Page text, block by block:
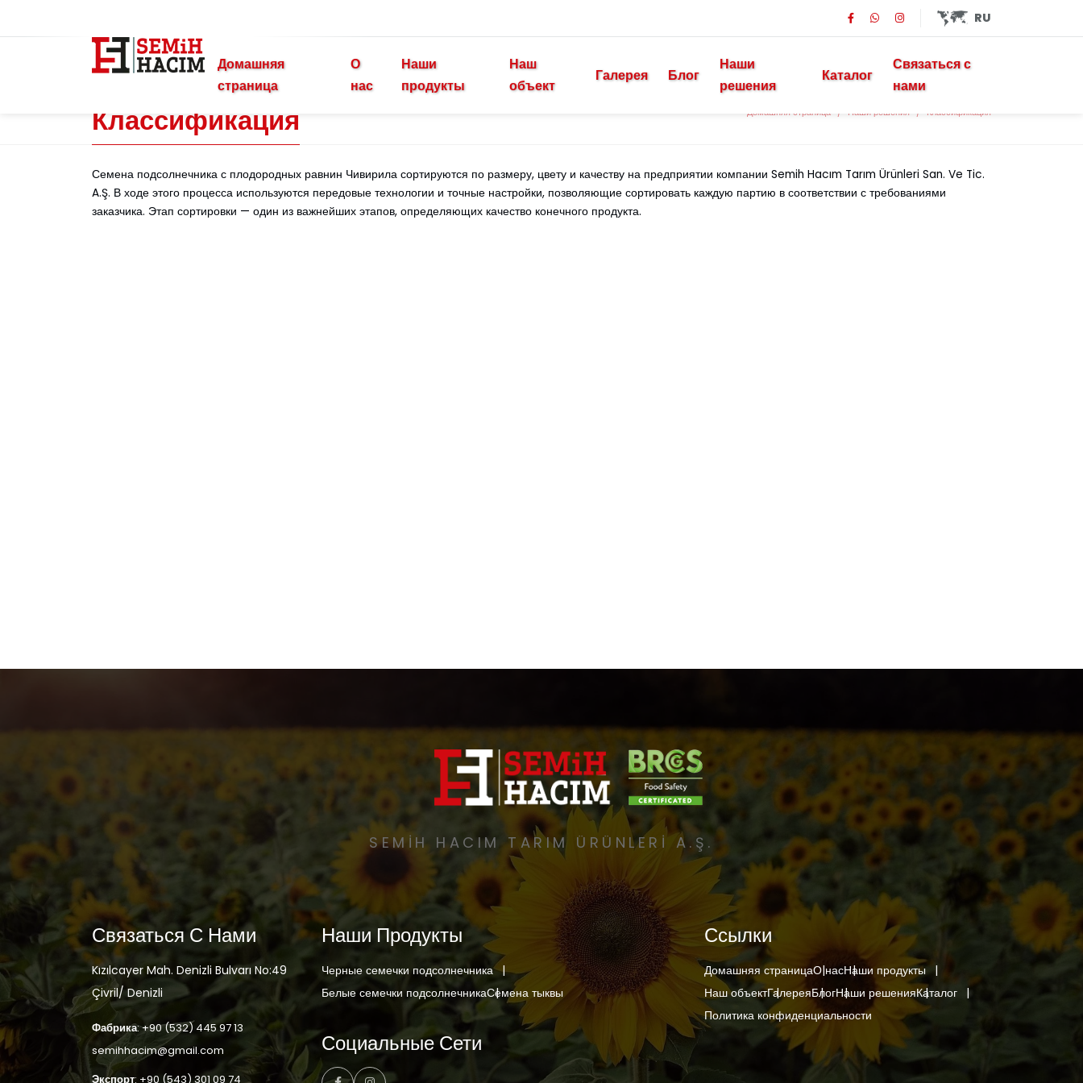
RU
Домашняя
страница
О
нас
Наши
продукты
Наш
объект
Галерея Блог
Наши
решения
Каталог
Связаться с
нами
Классификация Домашняя страница Наши решения Классификация
Семена подсолнечника с плодородных равнин Чивирила сортируются по размеру, цвету и качеству на предприятии компании Semih Hacım Tarım Ürünleri San. Ve Tic.
A.Ş. В ходе этого процесса используются передовые технологии и точные настройки, позволяющие сортировать каждую партию в соответствии с требованиями
заказчика. Этап сортировки — один из важнейших этапов, определяющих качество конечного продукта.
SEMİH HACIM TARIM ÜRÜNLERİ A.Ş.
Связаться С Нами
Kızılcayer Mah. Denizli Bulvarı No:49
Çivril/ Denizli
Фабрика: +90 (532) 445 97 13
semihhacim@gmail.com
Экспорт: +90 (543) 301 09 74
Наши Продукты
Черные семечки подсолнечника
Белые семечки подсолнечникаСемена тыквы
Социальные Сети
Ссылки
Домашняя страницаО насНаши продукты
Наш объектГалереяБлогНаши решенияКаталог
Политика конфиденциальности